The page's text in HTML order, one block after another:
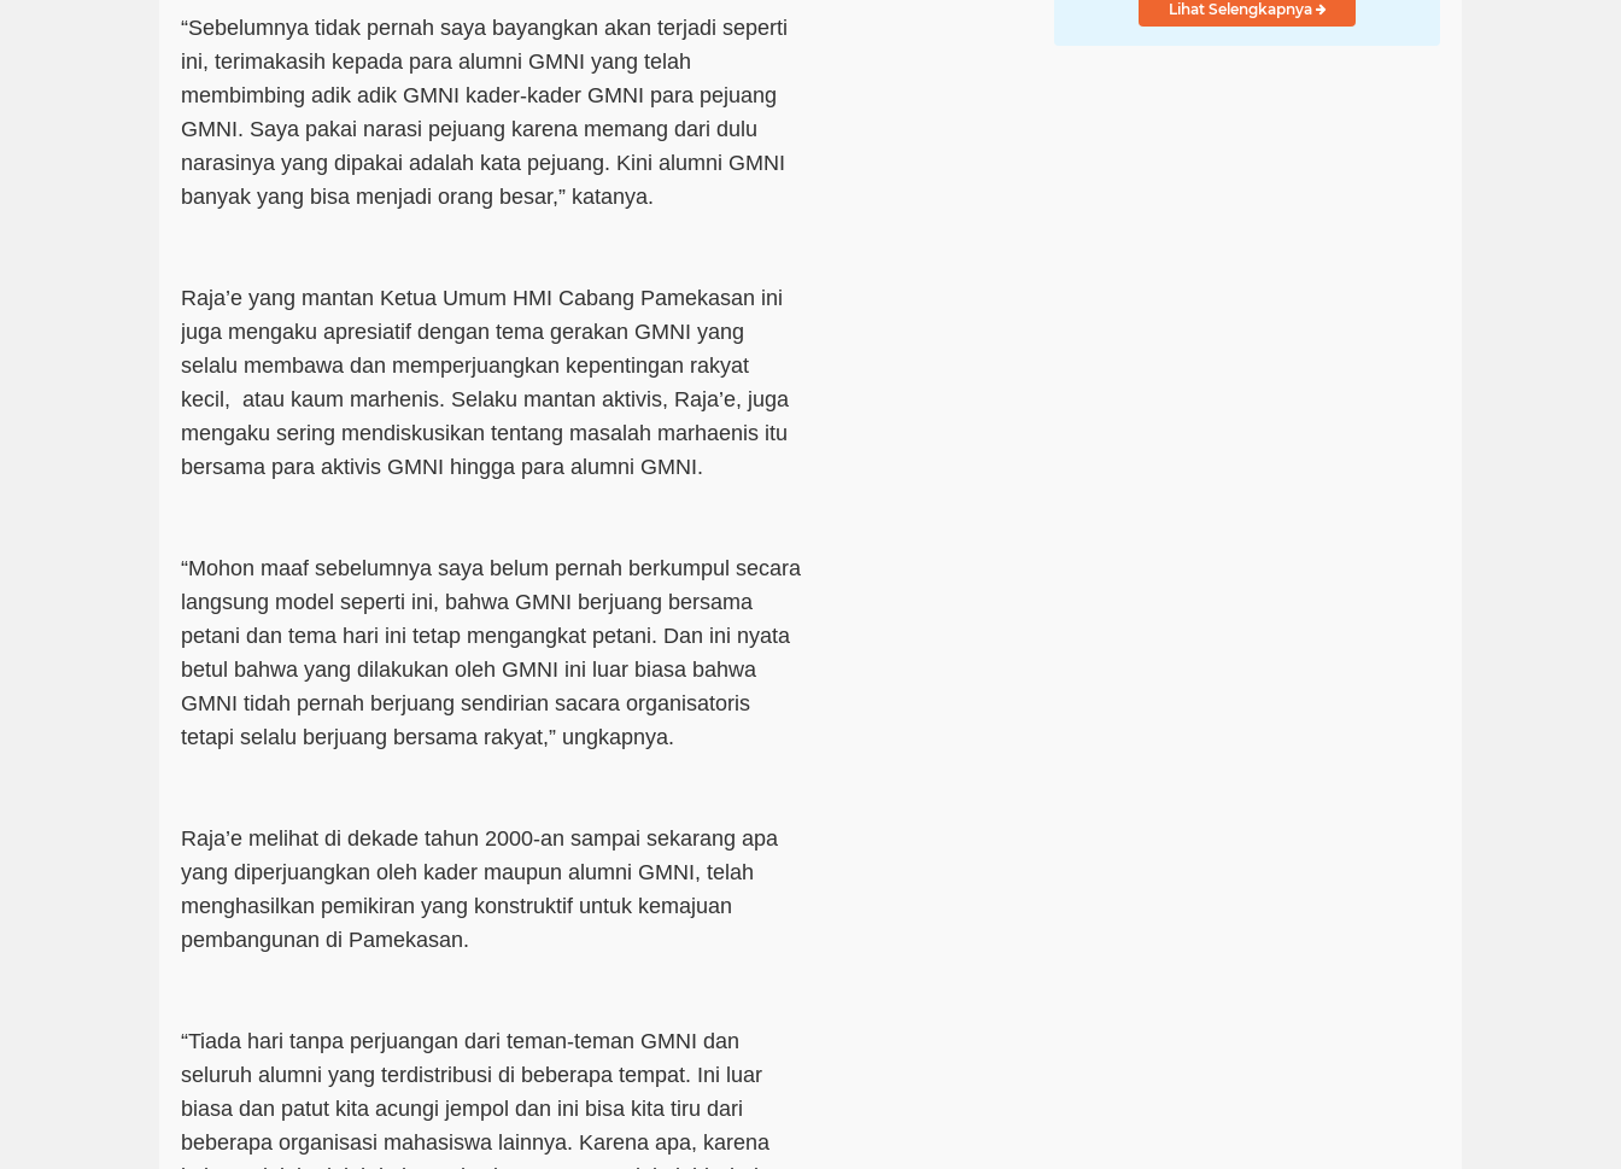
“Sebelumnya tidak pernah saya bayangkan akan terjadi seperti
ini, terimakasih kepada para alumni GMNI yang telah
membimbing adik adik GMNI kader-kader GMNI para pejuang
GMNI. Saya pakai narasi pejuang karena memang dari dulu
narasinya yang dipakai adalah kata pejuang. Kini alumni GMNI
banyak yang bisa menjadi orang besar,” katanya.
Raja’e yang mantan Ketua Umum HMI Cabang Pamekasan ini
juga mengaku apresiatif dengan tema gerakan GMNI yang
selalu membawa dan memperjuangkan kepentingan rakyat
kecil, atau kaum marhenis. Selaku mantan aktivis, Raja’e, juga
mengaku sering mendiskusikan tentang masalah marhaenis itu
bersama para aktivis GMNI hingga para alumni GMNI.
“Mohon maaf sebelumnya saya belum pernah berkumpul secara
langsung model seperti ini, bahwa GMNI berjuang bersama
petani dan tema hari ini tetap mengangkat petani. Dan ini nyata
betul bahwa yang dilakukan oleh GMNI ini luar biasa bahwa
GMNI tidah pernah berjuang sendirian sacara organisatoris
tetapi selalu berjuang bersama rakyat,” ungkapnya.
Raja’e melihat di dekade tahun 2000-an sampai sekarang apa
yang diperjuangkan oleh kader maupun alumni GMNI, telah
menghasilkan pemikiran yang konstruktif untuk kemajuan
pembangunan di Pamekasan.
“Tiada hari tanpa perjuangan dari teman-teman GMNI dan
seluruh alumni yang terdistribusi di beberapa tempat. Ini luar
biasa dan patut kita acungi jempol dan ini bisa kita tiru dari
beberapa organisasi mahasiswa lainnya. Karena apa, karena
Lihat Selengkapnya